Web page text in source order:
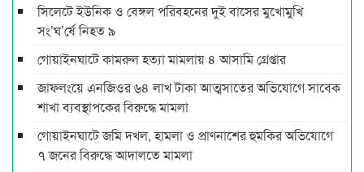
সিলেটে ইউনিক ও বেঙ্গল পরিবহনের দুই বাসের মুখোমুখি
সং’ঘ’র্ষে নিহত ৯
গোয়াইনঘাটে কামরুল হত্যা মামলায় ৪ আসামি গ্রেপ্তার
জাফলংয়ে এনজিওর ৬৪ লাখ টাকা আত্মসাতের অভিযোগে সাবেক
শাখা ব্যবস্থাপকের বিরুদ্ধে মামলা
গোয়াইনঘাটে জমি দখল, হামলা ও প্রাণনাশের হুমকির অভিযোগে
৭ জনের বিরুদ্ধে আদালতে মামলা